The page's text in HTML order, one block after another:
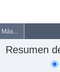
Más...
Resumen